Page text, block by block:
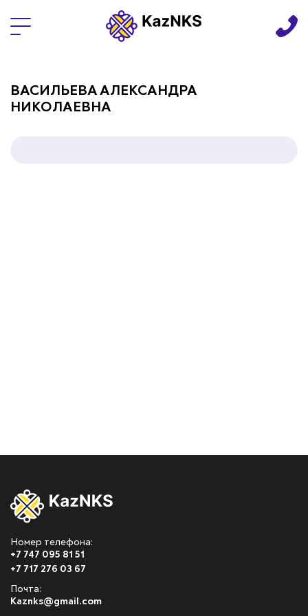
ВАСИЛЬЕВА АЛЕКСАНДРА
НИКОЛАЕВНА
Номер телефона:
+7 747 095 81 51
+7 717 276 03 67
Почта:
Kaznks@gmail.com